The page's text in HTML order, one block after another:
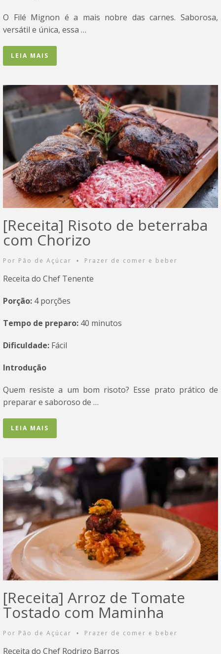
O Filé Mignon é a mais nobre das carnes. Saborosa,
versátil e única, essa …
LEIA MAIS
[Receita] Risoto de beterraba
com Chorizo
Por Pão de Açúcar • Prazer de comer e beber
Receita do Chef Tenente
Porção: 4 porções
Tempo de preparo: 40 minutos
Dificuldade: Fácil
Introdução
Quem resiste a um bom risoto? Esse prato prático de
preparar e saboroso de …
LEIA MAIS
[Receita] Arroz de Tomate
Tostado com Maminha
Por Pão de Açúcar • Prazer de comer e beber
Receita do Chef Rodrigo Barros